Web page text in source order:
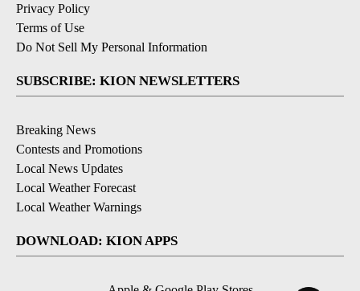
Privacy Policy
Terms of Use
Do Not Sell My Personal Information
SUBSCRIBE: KION NEWSLETTERS
Breaking News
Contests and Promotions
Local News Updates
Local Weather Forecast
Local Weather Warnings
DOWNLOAD: KION APPS